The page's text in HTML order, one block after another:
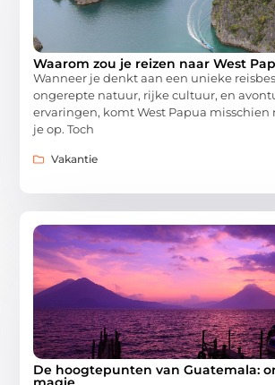
Waarom zou je reizen naar West
Wanneer je denkt aan een unieke
ongerepte natuur, rijke cultuur, en
ervaringen, komt West Papua
je op. Toch
Vakantie
De hoogtepunten van Guatemala: